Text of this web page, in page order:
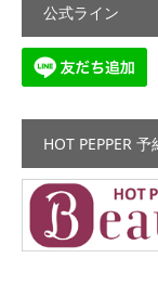
公式ライン
HOT PEPPER 予